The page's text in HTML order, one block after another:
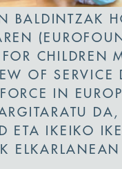
BALDINTZAK
CHILDREN
OF SERVICE
IN
DA,
ETA IKEIKO